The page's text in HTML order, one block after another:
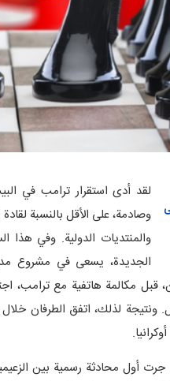
لقد أدى استقرار ترامب في
وصادمة، على الأقل بالنسبة
والمنتديات الدولية. وفي هذا
الجديدة، يسعى في مشروع
قبل مكالمة هاتفية مع ترامب،